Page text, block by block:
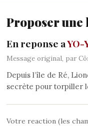
Proposer une
En reponse aYO-
Message original, par
Depuis l’île de Ré,
secrète pour torpiller
Votre reaction (les